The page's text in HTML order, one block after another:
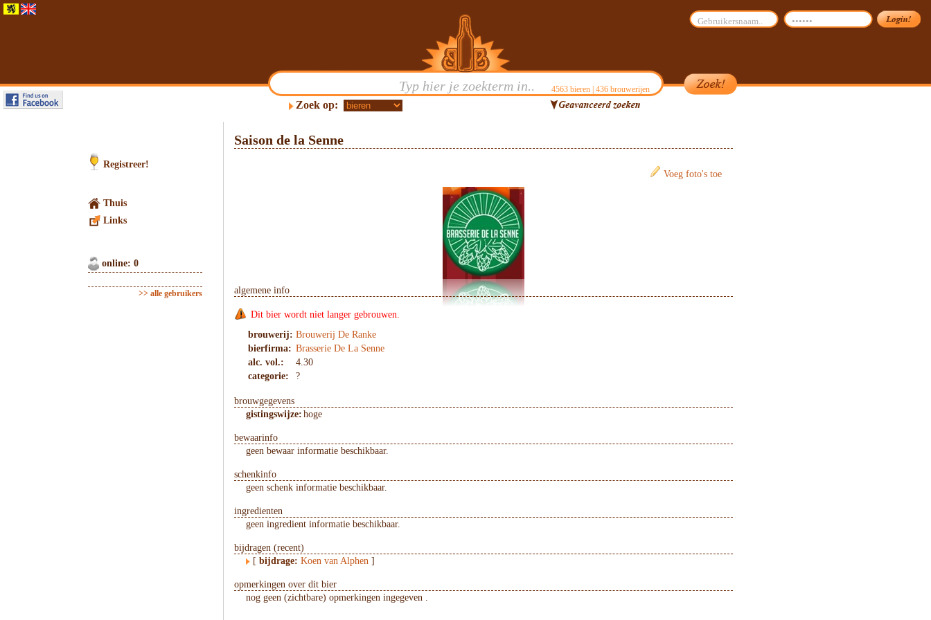
4563bieren | 436brouwerijen
Zoek op:
Registreer!
Thuis
Links
online: 0
>> alle gebruikers
Saison de la Senne
Voeg foto's toe
algemene info
Dit bier wordt niet langer gebrouwen.
brouwerij: Brouwerij De Ranke
bierfirma: Brasserie De La Senne
alc. vol.:
4.30
categorie:
?
brouwgegevens
gistingswijze: hoge
bewaarinfo
geen bewaar informatie beschikbaar.
schenkinfo
geen schenk informatie beschikbaar.
ingredienten
geen ingredient informatie beschikbaar.
bijdragen (recent)
[ bijdrage: Koen van Alphen ]
opmerkingen over dit bier
nog geen (zichtbare) opmerkingen ingegeven .